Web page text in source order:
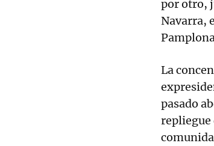
por otro,
Navarra,
La
pasado
repliegue